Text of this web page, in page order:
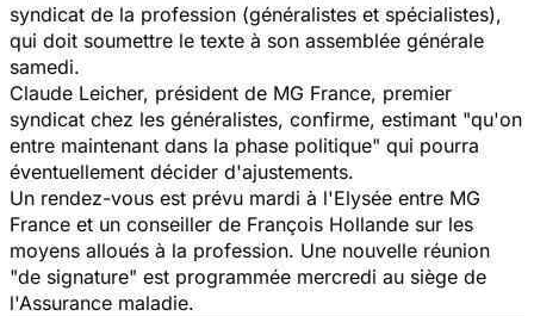
syndicat de la profession (généralistes et spécialistes),
qui doit soumettre le texte à son assemblée générale
samedi.
Claude Leicher, président de MG France, premier
syndicat chez les généralistes, confirme, estimant "qu'on
entre maintenant dans la phase politique" qui pourra
éventuellement décider d'ajustements.
Un rendez-vous est prévu mardi à l'Elysée entre MG
France et un conseiller de François Hollande sur les
moyens alloués à la profession. Une nouvelle réunion
"de signature" est programmée mercredi au siège de
l'Assurance maladie.